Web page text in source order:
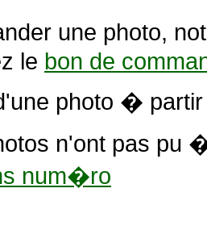
une photo,
le bon de
photo �
n'ont pas
num�ro